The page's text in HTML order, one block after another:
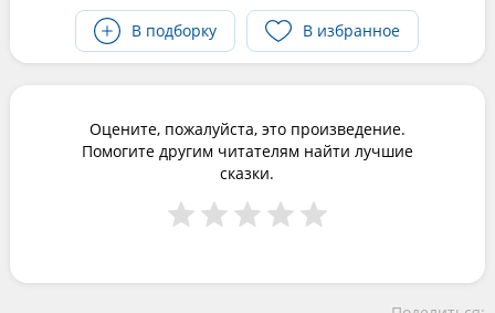
В подборку
В избранное
Оцените, пожалуйста, это произведение.
Помогите другим читателям найти лучшие
сказки.